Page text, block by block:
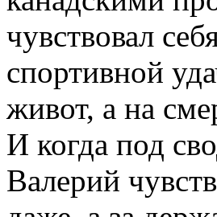
чувствовал
спортивной
живот, а на
И когда под
Валерий